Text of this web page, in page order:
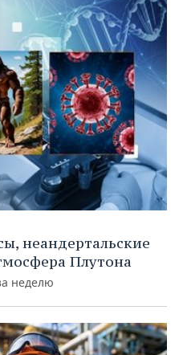
неандертальские
Плутона
неделю